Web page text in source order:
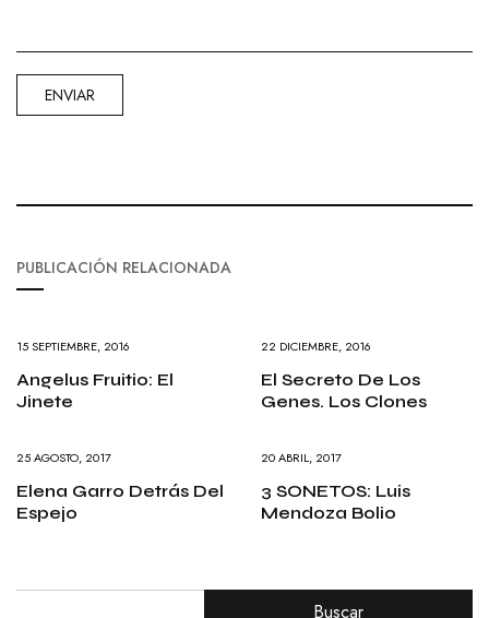
PUBLICACIÓN RELACIONADA
15 SEPTIEMBRE, 2016
Angelus Fruitio: El
Jinete
22 DICIEMBRE, 2016
El Secreto De Los
Genes. Los Clones
25 AGOSTO, 2017
Elena Garro Detrás Del
Espejo
20 ABRIL, 2017
3 SONETOS: Luis
Mendoza Bolio
Buscar